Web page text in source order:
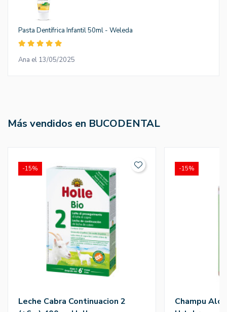
Pasta Dentífrica Infantil 50ml - Weleda
Ana el 13/05/2025
Más vendidos en BUCODENTAL
Leche Cabra Continuacion 2
-15%
Champu
-15%